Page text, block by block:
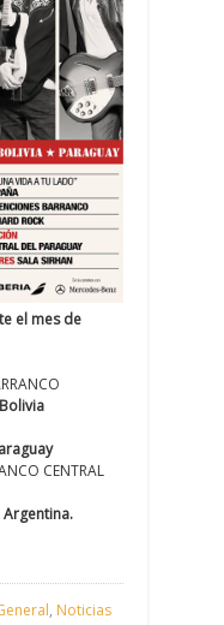
el mes de
CENTRAL
, Noticias